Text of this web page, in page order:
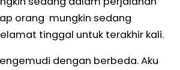
orang mungkin sedang
tinggal untuk terakhir kali.
dengan berbeda. Aku